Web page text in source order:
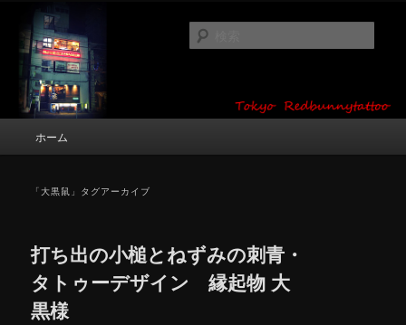
ン
ツ
東京 タトゥースタジオ 吉祥寺 Red
Bunny Tattoo タトゥーデザイン・タ
トゥー画像
タトゥーデザイン・画像の紹介（和彫り・ワンポイント・girl tattoo）
ホーム
「大黒鼠 」タグアーカイブ
打ち出の小槌とねずみの刺青・
タトゥーデザイン 縁起物 大
黒様